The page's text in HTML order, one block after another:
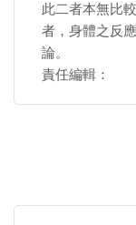
此二者本無比
者，身體之反
論。
責任編輯：